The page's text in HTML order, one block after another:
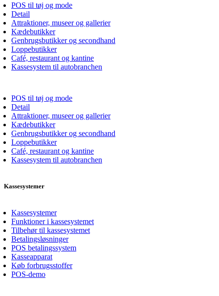
POS til tøj og mode
Detail
Attraktioner, museer og gallerier
Kædebutikker
Genbrugsbutikker og secondhand
Loppebutikker
Café, restaurant og kantine
Kassesystem til autobranchen
POS til tøj og mode
Detail
Attraktioner, museer og gallerier
Kædebutikker
Genbrugsbutikker og secondhand
Loppebutikker
Café, restaurant og kantine
Kassesystem til autobranchen
Kassesystemer
Kassesystemer
Funktioner i kassesystemet
Tilbehør til kassesystemet
Betalingsløsninger
POS betalingssystem
Kasseapparat
Køb forbrugsstoffer
POS-demo